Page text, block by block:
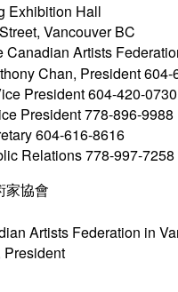
Exhibition Hall
Vancouver BC
Canadian Artists
Chan, President 604-
President 604-420-0730
President 778-896-9988
604-616-8616
Relations 778-997-7258
家協會
Artists Federation in
President